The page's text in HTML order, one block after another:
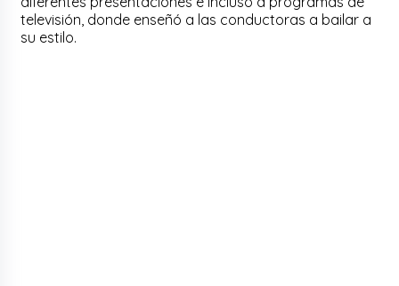
televisión, donde enseñó a las conductoras a bailar a
su estilo.